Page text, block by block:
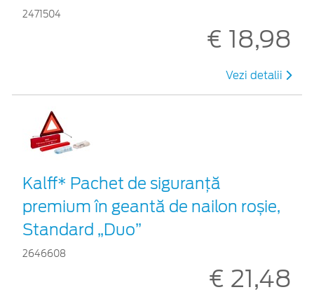
2471504
€ 18,98
Vezi detalii
Kalff* Pachet de siguranţă
premium în geantă de nailon roșie,
Standard „Duo”
2646608
€ 21,48